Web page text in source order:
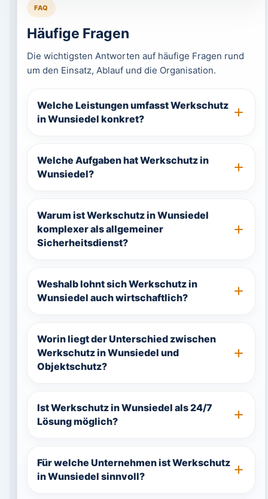
FAQ
Häufige Fragen
Die wichtigsten Antworten auf häufige Fragen rund
um den Einsatz, Ablauf und die Organisation.
Welche Leistungen umfasst Werkschutz
in Wunsiedel konkret?
Welche Aufgaben hat Werkschutz in
Wunsiedel?
Warum ist Werkschutz in Wunsiedel
komplexer als allgemeiner
Sicherheitsdienst?
Weshalb lohnt sich Werkschutz in
Wunsiedel auch wirtschaftlich?
Worin liegt der Unterschied zwischen
Werkschutz in Wunsiedel und
Objektschutz?
Ist Werkschutz in Wunsiedel als 24/7
Lösung möglich?
Für welche Unternehmen ist Werkschutz
in Wunsiedel sinnvoll?